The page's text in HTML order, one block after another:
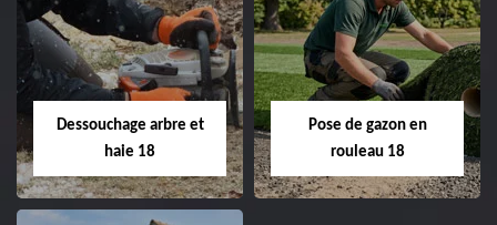
Taille de haie 18
Entreprise taille de haie
18 Cher tel:
02.52.56.49.40
Tonte et réfection
de pelouse 18
Entreprise tonte et
Cher tel: 02.52.56.49.40
Dessouchage arbre et
haie 18
Pose de gazon en
rouleau 18